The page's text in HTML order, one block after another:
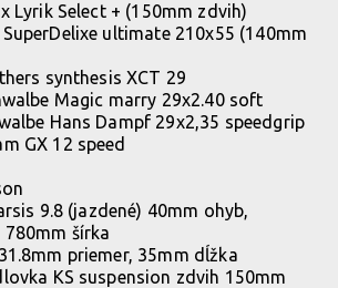
Lyrik Select + (150mm zdvih)
ultimate 210x55 (140mm
synthesis XCT 29
Magic marry 29x2.40 soft
Hans Dampf 29x2,35 speedgrip
GX 12 speed
9.8 (jazdené) 40mm ohyb,
780mm šírka
priemer, 35mm dĺžka
KS suspension zdvih 150mm